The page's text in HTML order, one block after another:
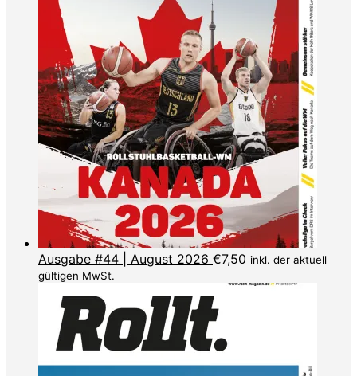
Ausgabe #44 | August 2026 €7,50 inkl. der aktuell
gültigen MwSt.